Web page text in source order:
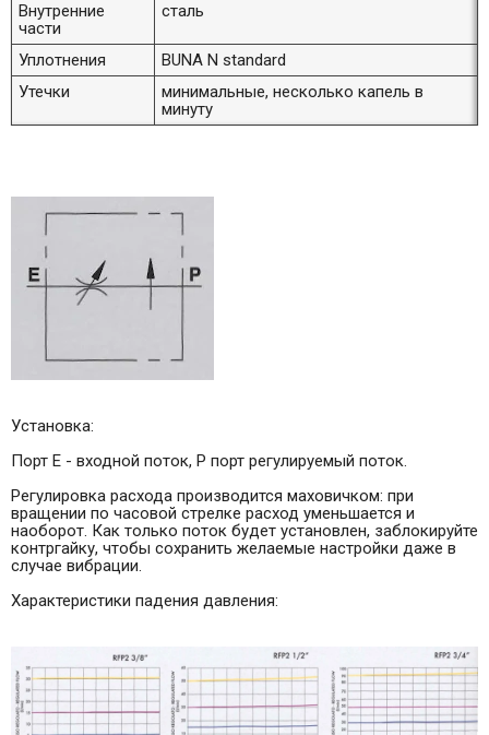
Внутренние
части
сталь
Уплотнения
BUNA N standard
Утечки
минимальные, несколько капель в
минуту
Установка:
Порт Е - входной поток, Р порт регулируемый поток.
Регулировка расхода производится маховичком: при
вращении по часовой стрелке расход уменьшается и
наоборот. Как только поток будет установлен, заблокируйте
контргайку, чтобы сохранить желаемые настройки даже в
случае вибрации.
Характеристики падения давления: